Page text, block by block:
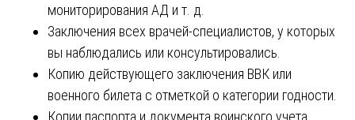
мониторирования АД и т. д.
Заключения всех врачей-специалистов, у которых
вы наблюдались или консультировались.
Копию действующего заключения ВВК или
военного билета с отметкой о категории годности.
Копии паспорта и документа воинского учета.